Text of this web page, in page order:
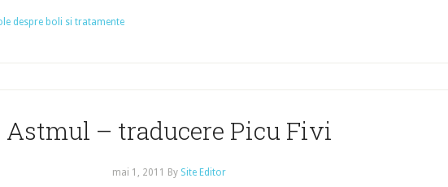
despre boli si tratamente
Astmul – traducere Picu Fivi
mai 1, 2011 By Site Editor